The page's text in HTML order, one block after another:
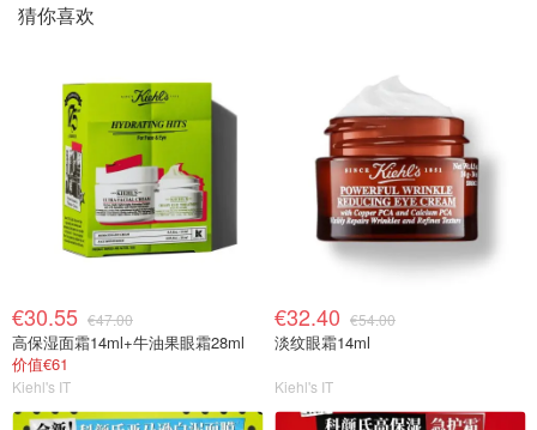
猜你喜欢
€30.55 €47.00
高保湿面霜14ml+牛油果眼霜28ml
价值€61
Kiehl's IT
€32.40 €54.00
淡纹眼霜14ml
Kiehl's IT